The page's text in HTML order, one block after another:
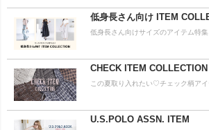
低身長さん向け ITEM
低身長さん向けサイズのアイテム特集
CHECK ITEM COLLECTION
この夏取り入れたい♡チェック柄ア
U.S.POLO ASSN. ITEM